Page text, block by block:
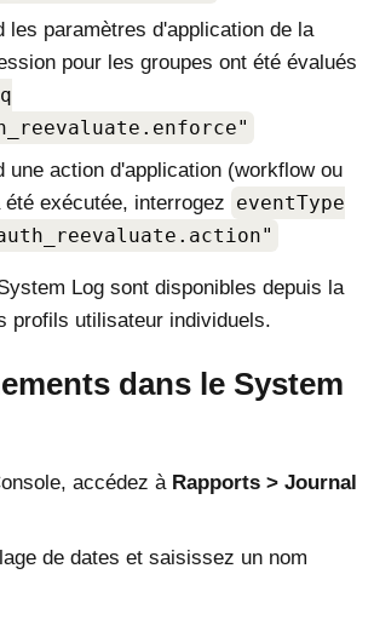
les paramètres d'application de la
pour les groupes ont été évalués
une action d'application (workflow ou
exécutée, interrogez eventType
Log sont disponibles depuis la
profils utilisateur individuels.
dans le System
, accédez à Rapports
Journal
de dates et saisissez un nom